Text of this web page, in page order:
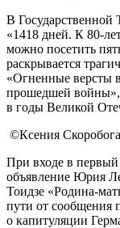
В Государственной
«1418 дней. К 80-
можно посетить
раскрывается
«Огненные версты
прошедшей войны»,
в годы Великой
©Ксения
При входе в первый
объявление Юрия
Тоидзе «Родина-
пути от сообщения
о капитуляции